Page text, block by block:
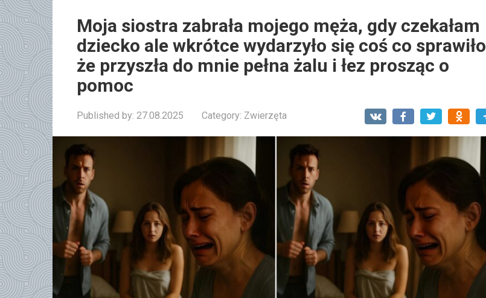
Moja siostra zabrała mojego męża, gdy czekałam
dziecko ale wkrótce wydarzyło się coś co sprawiło
że przyszła do mnie pełna żalu i łez prosząc o
pomoc
Published by: 27.08.2025 Category: Zwierzęta